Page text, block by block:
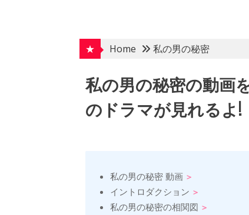
★
Home 私の男の秘密
私の男の秘密の動画
のドラマが見れるよ!
私の男の秘密 動画
イントロダクション
私の男の秘密の相関図